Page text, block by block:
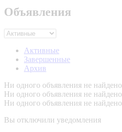
Объявления
Активные
Завершенные
Архив
Ни одного объявления не найдено
Ни одного объявления не найдено
Ни одного объявления не найдено
Вы отключили уведомления